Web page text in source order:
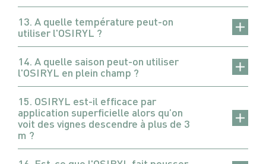
13. A quelle température peut-on
utiliser l'OSIRYL ?
14. A quelle saison peut-on utiliser
l'OSIRYL en plein champ ?
15. OSIRYL est-il efficace par
application superficielle alors qu’on
voit des vignes descendre à plus de 3
m ?